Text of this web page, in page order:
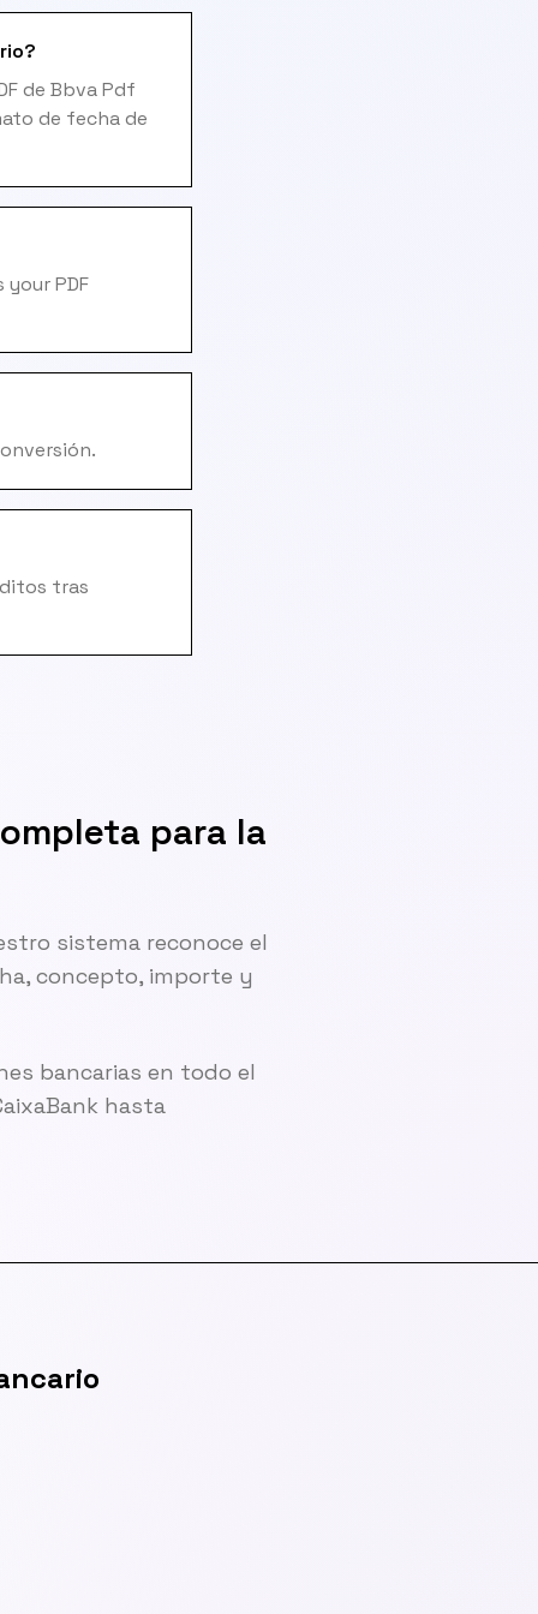
de Bbva Pdf
de fecha de
PDF
tras
para la
sistema reconoce el
concepto, importe y
bancarias en todo el
hasta